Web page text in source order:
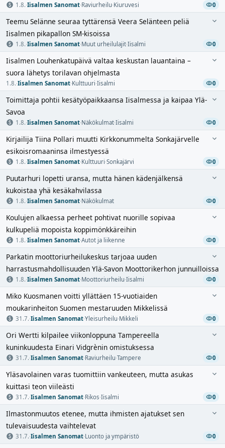
1.8.·Iisalmen Sanomat·Raviurheilu·Kiuruvesi 0
Teemu Selänne seuraa tyttärensä Veera Selänteen peliä
Iisalmen pikapallon SM-kisoissa
1.8.·Iisalmen Sanomat·Muut urheilulajit·Iisalmi 0
Iisalmen Louhenkatupäivä valtaa keskustan lauantaina –
suora lähetys torilavan ohjelmasta
1.8.·Iisalmen Sanomat·Kulttuuri·Iisalmi 0
Toimittaja pohtii kesätyöpaikkaansa Iisalmessa ja kaipaa Ylä-
Savoa
1.8.·Iisalmen Sanomat·Näkökulmat·Iisalmi 0
Kirjailija Tiina Pollari muutti Kirkkonummelta Sonkajärvelle
esikoisromaaninsa ilmestyessä
1.8.·Iisalmen Sanomat·Kulttuuri·Sonkajärvi 0
Puutarhuri lopetti uransa, mutta hänen kädenjälkensä
kukoistaa yhä kesäkahvilassa
1.8.·Iisalmen Sanomat·Näkökulmat 0
Koulujen alkaessa perheet pohtivat nuorille sopivaa
kulkupeliä mopoista koppimönkkäreihin
1.8.·Iisalmen Sanomat·Autot ja liikenne 0
Parkatin moottoriurheilukeskus tarjoaa uuden
harrastusmahdollisuuden Ylä-Savon Moottorikerhon junnuilloissa
1.8.·Iisalmen Sanomat·Moottoriurheilu·Iisalmi 0
Miko Kuosmanen voitti yllättäen 15-vuotiaiden
moukarinheiton Suomen mestaruuden Mikkelissä
31.7.·Iisalmen Sanomat·Yleisurheilu·Mikkeli 0
Ori Wertti kilpailee viikonloppuna Tampereella
kuninkuudesta Einari Vidgrènin omistuksessa
31.7.·Iisalmen Sanomat·Raviurheilu·Tampere 0
Yläsavolainen varas tuomittiin vankeuteen, mutta asukas
kuittasi teon viileästi
31.7.·Iisalmen Sanomat·Rikos·Iisalmi 0
Ilmastonmuutos etenee, mutta ihmisten ajatukset sen
tulevaisuudesta vaihtelevat
31.7.·Iisalmen Sanomat·Luonto ja ympäristö 0